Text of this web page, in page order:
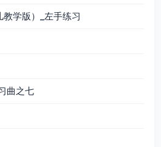
学版）_左手练习
曲之七